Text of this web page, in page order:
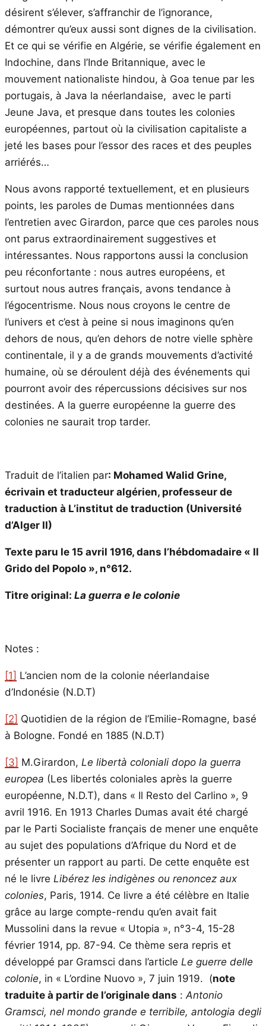
désirent s’élever, s’affranchir de l’ignorance,
démontrer qu’eux aussi sont dignes de la civilisation.
Et ce qui se vérifie en Algérie, se vérifie également en
Indochine, dans l’Inde Britannique, avec le
mouvement nationaliste hindou, à Goa tenue par les
portugais, à Java la néerlandaise, avec le parti
Jeune Java, et presque dans toutes les colonies
européennes, partout où la civilisation capitaliste a
jeté les bases pour l’essor des races et des peuples
arriérés…
Nous avons rapporté textuellement, et en plusieurs
points, les paroles de Dumas mentionnées dans
l’entretien avec Girardon, parce que ces paroles nous
ont parus extraordinairement suggestives et
intéressantes. Nous rapportons aussi la conclusion
peu réconfortante : nous autres européens, et
surtout nous autres français, avons tendance à
l’égocentrisme. Nous nous croyons le centre de
l’univers et c’est à peine si nous imaginons qu’en
dehors de nous, qu’en dehors de notre vielle sphère
continentale, il y a de grands mouvements d’activité
humaine, où se déroulent déjà des événements qui
pourront avoir des répercussions décisives sur nos
destinées. A la guerre européenne la guerre des
colonies ne saurait trop tarder.
Traduit de l’italien par: Mohamed Walid Grine,
écrivain et traducteur algérien, professeur de
traduction à L’institut de traduction (Université
d’Alger II)
Texte paru le 15 avril 1916, dans l’hébdomadaire « Il
Grido del Popolo », n°612.
Titre original: La guerra e le colonie
Notes :
[1] L’ancien nom de la colonie néerlandaise
d’Indonésie (N.D.T)
[2] Quotidien de la région de l’Emilie-Romagne, basé
à Bologne. Fondé en 1885 (N.D.T)
[3] M.Girardon, Le libertà coloniali dopo la guerra
europea (Les libertés coloniales après la guerre
européenne, N.D.T), dans « Il Resto del Carlino », 9
avril 1916. En 1913 Charles Dumas avait été chargé
par le Parti Socialiste français de mener une enquête
au sujet des populations d’Afrique du Nord et de
présenter un rapport au parti. De cette enquête est
né le livre Libérez les indigènes ou renoncez aux
colonies, Paris, 1914. Ce livre a été célèbre en Italie
grâce au large compte-rendu qu’en avait fait
Mussolini dans la revue « Utopia », n°3-4, 15-28
février 1914, pp. 87-94. Ce thème sera repris et
développé par Gramsci dans l’article Le guerre delle
colonie, in « L’ordine Nuovo », 7 juin 1919. (note
traduite à partir de l’originale dans : Antonio
Gramsci, nel mondo grande e terribile, antologia degli